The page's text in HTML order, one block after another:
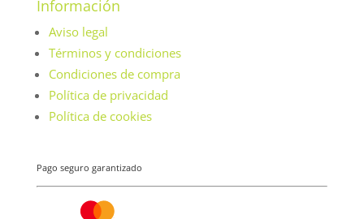
Información
Aviso legal
Términos y condiciones
Condiciones de compra
Política de privacidad
Política de cookies
Pago seguro garantizado